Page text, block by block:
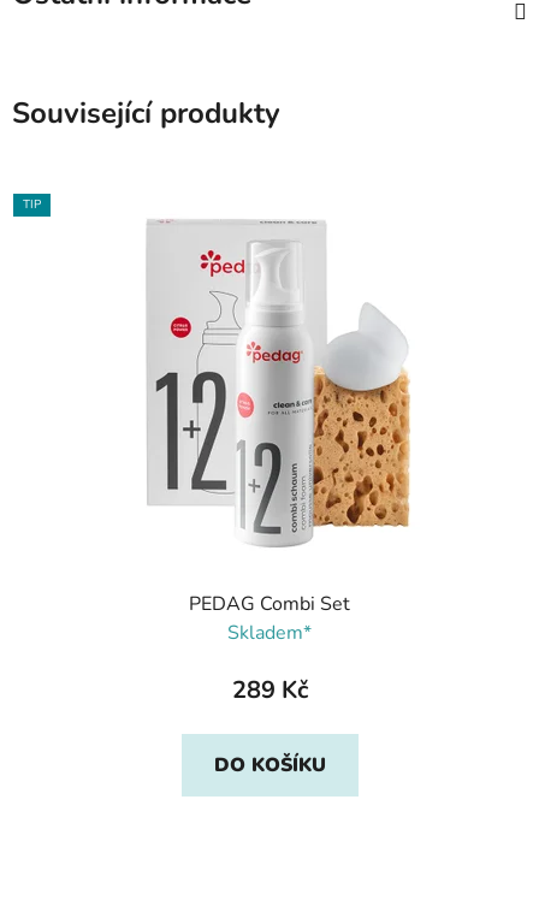
Související produkty
TIP
PEDAG Combi Set
Skladem*
289 Kč
DO KOŠÍKU